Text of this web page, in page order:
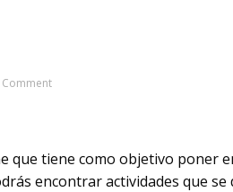
Comment
que tiene como objetivo poner
encontrar actividades que